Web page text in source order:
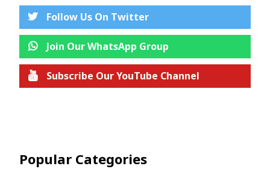
Follow Us On Twitter
Join Our WhatsApp Group
Subscribe Our YouTube Channel
Popular Categories